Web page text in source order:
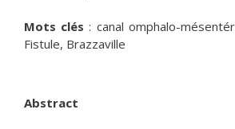
Mots clés : canal omphalo-
Fistule, Brazzaville
Abstract